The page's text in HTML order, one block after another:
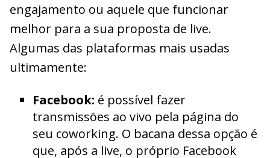
engajamento ou aquele que funcionar
melhor para a sua proposta de live.
Algumas das plataformas mais usadas
ultimamente:
Facebook: é possível fazer
transmissões ao vivo pela página do
seu coworking. O bacana dessa opção é
que, após a live, o próprio Facebook